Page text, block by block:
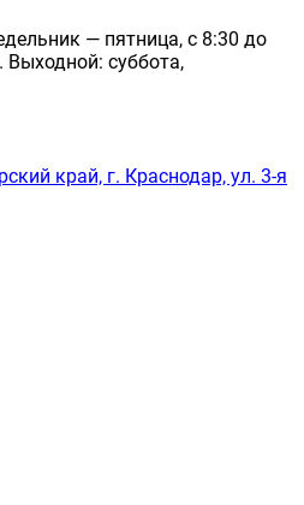
— пятница, с 8:30 до
Выходной: суббота,
край, г. Краснодар, ул. 3-я